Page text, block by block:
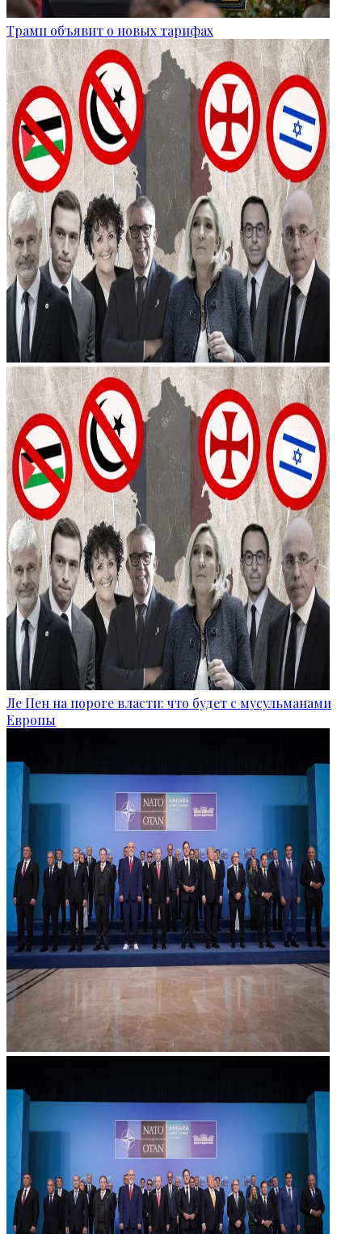
Трамп объявит о новых тарифах
Ле Пен на пороге власти: что будет с мусульманами
Европы